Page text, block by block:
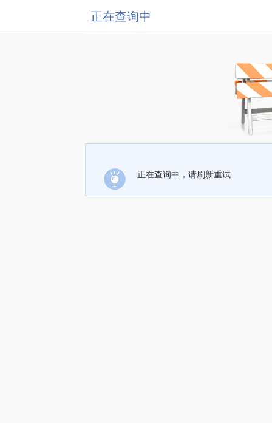
正在查询中
正在查询中，请刷新重试